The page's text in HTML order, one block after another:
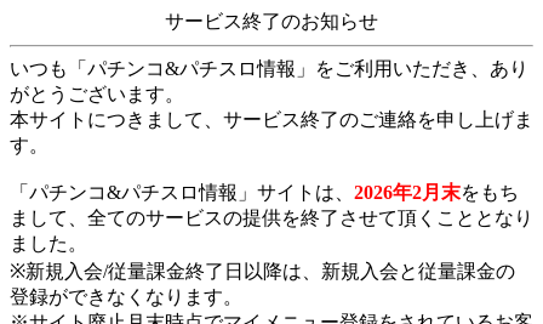
サービス終了のお知らせ
いつも「パチンコ&パチスロ情報」をご利用いただき、あり
がとうございます。
本サイトにつきまして、サービス終了のご連絡を申し上げま
す。
「パチンコ&パチスロ情報」サイトは、 2026年2月末をもち
まして、全てのサービスの提供を終了させて頂くこととなり
ました。
※新規入会/従量課金終了日以降は、新規入会と従量課金の
登録ができなくなります。